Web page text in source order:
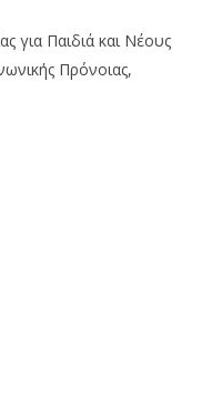
για Παιδιά και Νέους
Πρόνοιας,